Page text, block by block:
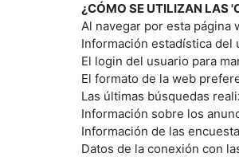
¿CÓMO SE UTILIZAN LAS
Al navegar por esta página
Información estadística del
El login del usuario para
El formato de la web
Las últimas búsquedas
Información sobre los
Información de las
Datos de la conexión con